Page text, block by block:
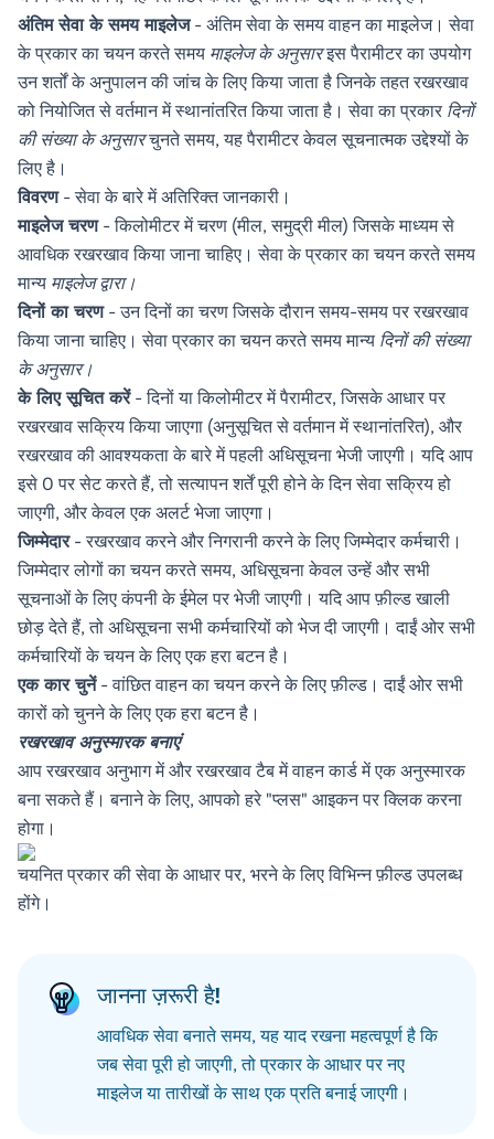
अंतिम सेवा के समय माइलेज- अंतिम सेवा के समय वाहन का माइलेज। सेवा
के प्रकार का चयन करते समय माइलेज के अनुसारइस पैरामीटर का उपयोग
उन शर्तों के अनुपालन की जांच के लिए किया जाता है जिनके तहत रखरखाव
को नियोजित से वर्तमान में स्थानांतरित किया जाता है। सेवा का प्रकार दिनों
की संख्या के अनुसारचुनते समय, यह पैरामीटर केवल सूचनात्मक उद्देश्यों के
लिए है।
विवरण- सेवा के बारे में अतिरिक्त जानकारी।
माइलेज चरण- किलोमीटर में चरण (मील, समुद्री मील) जिसके माध्यम से
आवधिक रखरखाव किया जाना चाहिए। सेवा के प्रकार का चयन करते समय
मान्य माइलेज द्वारा।
दिनों का चरण- उन दिनों का चरण जिसके दौरान समय-समय पर रखरखाव
किया जाना चाहिए। सेवा प्रकार का चयन करते समय मान्य दिनों की संख्या
के अनुसार।
के लिए सूचित करें- दिनों या किलोमीटर में पैरामीटर, जिसके आधार पर
रखरखाव सक्रिय किया जाएगा (अनुसूचित से वर्तमान में स्थानांतरित), और
रखरखाव की आवश्यकता के बारे में पहली अधिसूचना भेजी जाएगी। यदि आप
इसे 0 पर सेट करते हैं, तो सत्यापन शर्तें पूरी होने के दिन सेवा सक्रिय हो
जाएगी, और केवल एक अलर्ट भेजा जाएगा।
जिम्मेदार- रखरखाव करने और निगरानी करने के लिए जिम्मेदार कर्मचारी।
जिम्मेदार लोगों का चयन करते समय, अधिसूचना केवल उन्हें और सभी
सूचनाओं के लिए कंपनी के ईमेल पर भेजी जाएगी। यदि आप फ़ील्ड खाली
छोड़ देते हैं, तो अधिसूचना सभी कर्मचारियों को भेज दी जाएगी। दाईं ओर सभी
कर्मचारियों के चयन के लिए एक हरा बटन है।
एक कार चुनें- वांछित वाहन का चयन करने के लिए फ़ील्ड। दाईं ओर सभी
कारों को चुनने के लिए एक हरा बटन है।
रखरखाव अनुस्मारक बनाएं
आप रखरखाव अनुभाग में और रखरखाव टैब में वाहन कार्ड में एक अनुस्मारक
बना सकते हैं। बनाने के लिए, आपको हरे "प्लस" आइकन पर क्लिक करना
होगा।
चयनित प्रकार की सेवा के आधार पर, भरने के लिए विभिन्न फ़ील्ड उपलब्ध
होंगे।
जानना ज़रूरी है!
आवधिक सेवा बनाते समय, यह याद रखना महत्वपूर्ण है कि
जब सेवा पूरी हो जाएगी, तो प्रकार के आधार पर नए
माइलेज या तारीखों के साथ एक प्रति बनाई जाएगी।